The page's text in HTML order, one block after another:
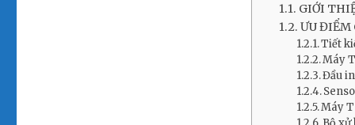
GIỚI
ƯU ĐIỂM
Tiết
Máy
Đầu
Máy